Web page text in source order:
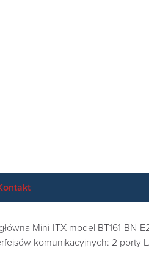
Mini-ITX model BT161-
komunikacyjnych: 2 porty